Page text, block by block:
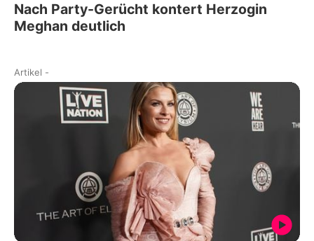
Nach Party-Gerücht kontert Herzogin
Meghan deutlich
Artikel -